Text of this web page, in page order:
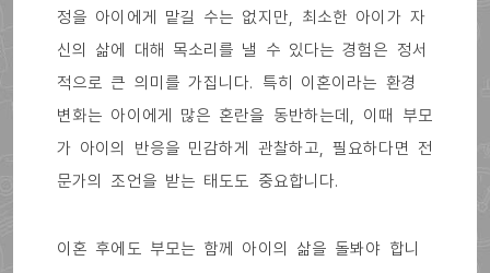
정을 아이에게 맡길 수는 없지만, 최소한 아이가 자
신의 삶에 대해 목소리를 낼 수 있다는 경험은 정서
적으로 큰 의미를 가집니다. 특히 이혼이라는 환경
변화는 아이에게 많은 혼란을 동반하는데, 이때 부모
가 아이의 반응을 민감하게 관찰하고, 필요하다면 전
문가의 조언을 받는 태도도 중요합니다.
이혼 후에도 부모는 함께 아이의 삶을 돌봐야 합니